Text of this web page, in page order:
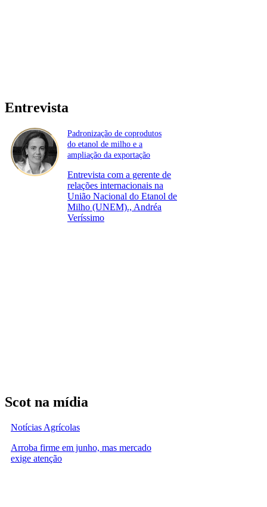
Entrevista
Padronização de coprodutos
do etanol de milho e a
ampliação da exportação
Entrevista com a gerente de
relações internacionais na
União Nacional do Etanol de
Milho (UNEM)., Andréa
Veríssimo
Scot na mídia
Notícias Agrícolas
Arroba firme em junho, mas mercado
exige atenção